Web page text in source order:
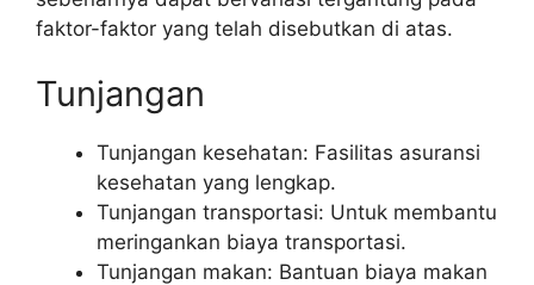
faktor-faktor yang telah disebutkan di atas.
Tunjangan
Tunjangan kesehatan: Fasilitas asuransi
kesehatan yang lengkap.
Tunjangan transportasi: Untuk membantu
meringankan biaya transportasi.
Tunjangan makan: Bantuan biaya makan